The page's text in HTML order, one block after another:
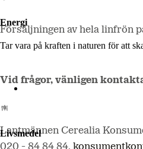
Energi
Tar vara på kraften i naturen för att
Lantmännen Biorefineries
Livsmedel
Försäljningen av hela linfrön
Vid frågor, vänligen
Lantmännen Cerealia